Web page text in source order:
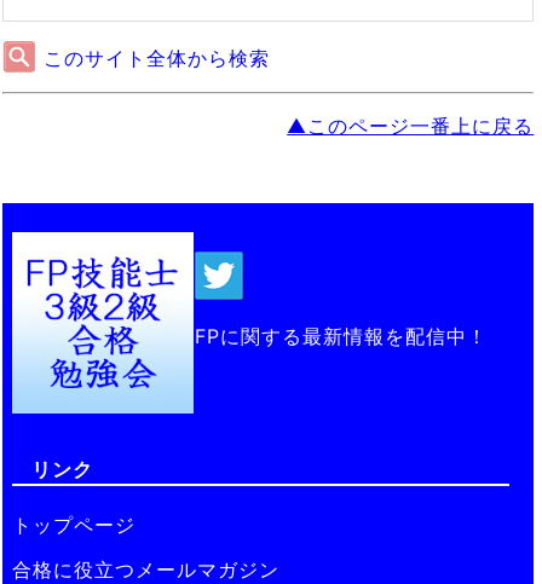
このサイト全体から検索
▲このページ一番上に戻る
FPに関する最新情報を配信中！
リンク
トップページ
合格に役立つメールマガジン